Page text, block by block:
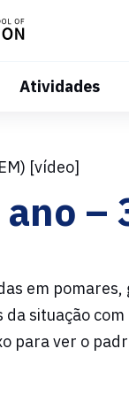
Atividades
[vídeo]
–
em
situação
para ver o